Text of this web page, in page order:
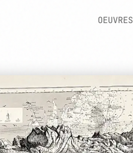
OEUVRES